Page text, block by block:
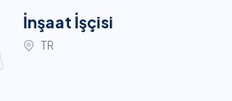
İnşaat İşçisi
TR